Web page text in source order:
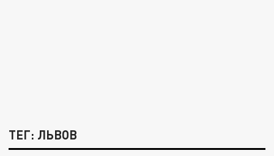
ТЕГ: ЛЬВОВ